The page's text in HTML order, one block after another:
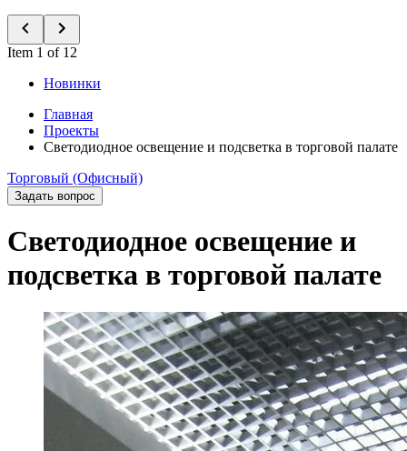
Item 1 of 12
Новинки
Главная
Проекты
Светодиодное освещение и подсветка в торговой палате
Торговый (Офисный)
Задать вопрос
Светодиодное освещение и
подсветка в торговой палате